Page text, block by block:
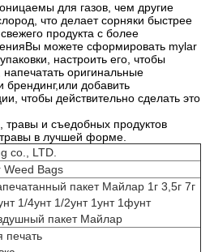
для газов, чем другие
что делает сорняки быстрее
продукта с более
можете сформировать mylar
настроить его, чтобы
напечатать оригинальные
добавить
чтобы действительно сделать это
травы и съедобных продуктов
в лучшей форме.
co., LTD.
Weed Bags
пакет Майлар 1г 3,5г 7г
1/4унт 1/2унт 1унт 1фунт
пакет Майлар
печать